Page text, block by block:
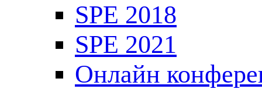
SPE 2018
SPE 2021
Онлайн